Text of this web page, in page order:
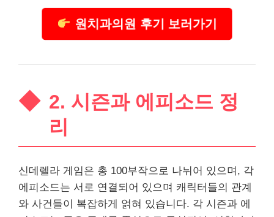
원치과의원 후기 보러가기
2. 시즌과 에피소드 정
리
신데렐라 게임은 총 100부작으로 나뉘어 있으며, 각
에피소드는 서로 연결되어 있으며 캐릭터들의 관계
와 사건들이 복잡하게 얽혀 있습니다. 각 시즌과 에